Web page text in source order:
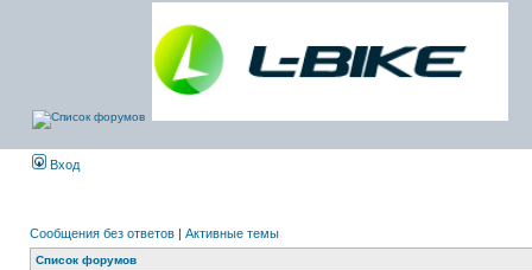
Вход
Сообщения без ответов | Активные темы
Список форумов